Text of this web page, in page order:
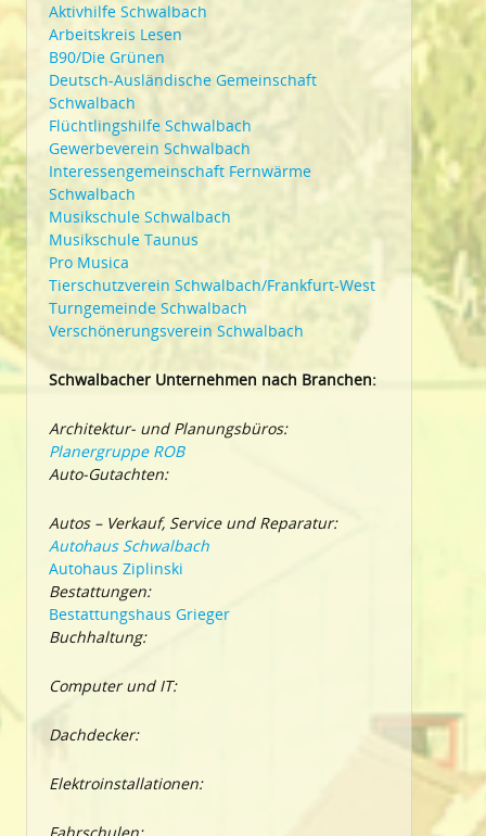
Aktivhilfe Schwalbach
Arbeitskreis Lesen
B90/Die Grünen
Deutsch-Ausländische Gemeinschaft
Schwalbach
Flüchtlingshilfe Schwalbach
Gewerbeverein Schwalbach
Interessengemeinschaft Fernwärme
Schwalbach
Musikschule Schwalbach
Musikschule Taunus
Pro Musica
Tierschutzverein Schwalbach/Frankfurt-West
Turngemeinde Schwalbach
Verschönerungsverein Schwalbach
Schwalbacher Unternehmen nach Branchen:
Architektur- und Planungsbüros:
Planergruppe ROB
Auto-Gutachten:
Autos – Verkauf, Service und Reparatur:
Autohaus Schwalbach
Autohaus Ziplinski
Bestattungen:
Bestattungshaus Grieger
Buchhaltung:
Computer und IT:
Dachdecker:
Elektroinstallationen: